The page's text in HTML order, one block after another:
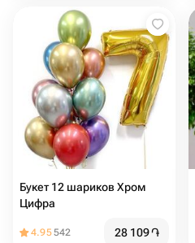
Букет 12 шариков Хром
Цифра
4.95542 28 109֏